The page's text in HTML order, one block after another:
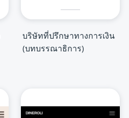
บริษัทที่ปรึกษาทางการเงิน
(บทบรรณาธิการ)